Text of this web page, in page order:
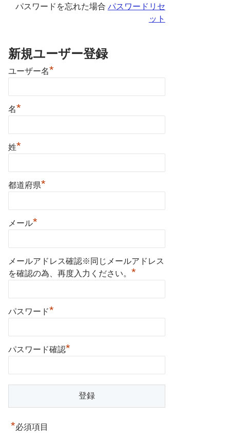
パスワードを忘れた場合 パスワードリセ
ット
新規ユーザー登録
ユーザー名*
名*
姓*
都道府県*
メール*
メールアドレス確認※同じメールアドレス
を確認の為、再度入力ください。 *
パスワード*
パスワード確認*
*必須項目